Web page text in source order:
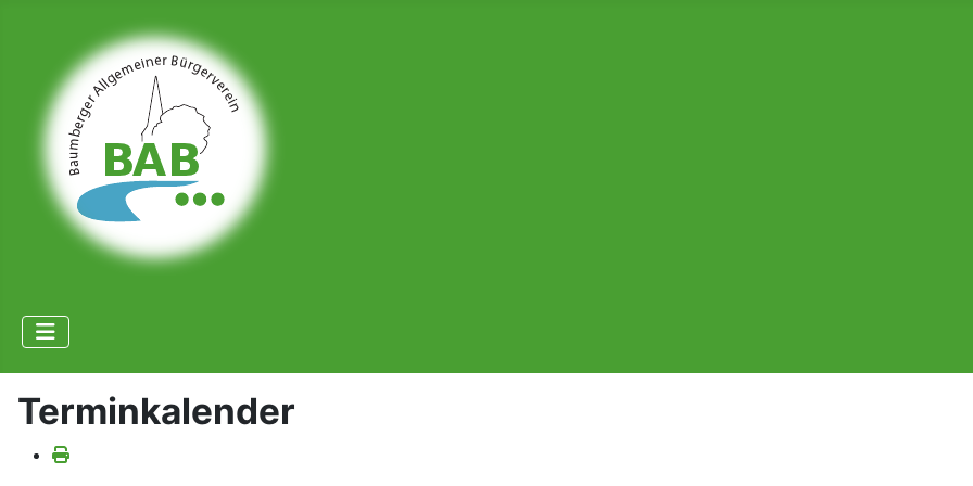
Terminkalender